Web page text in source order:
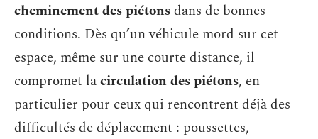
cheminement des piétonsdans de bonnes
conditions. Dès qu’un véhicule mord sur cet
espace, même sur une courte distance, il
compromet lacirculation des piétons, en
particulier pour ceux qui rencontrent déjà des
difficultés de déplacement : poussettes,